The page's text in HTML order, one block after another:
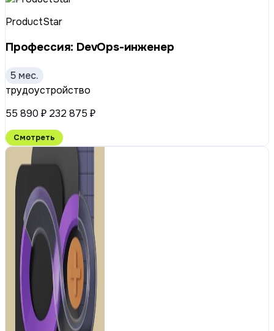
ProductStar
Профессия: DevOps-инженер
5 мес.
трудоустройство
55 890 ₽ 232 875 ₽
Смотреть